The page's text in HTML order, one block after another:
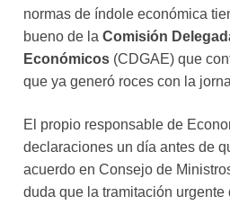
normas de índole económica
bueno de la Comisión
Económicos (CDGAE) que
que ya generó roces con la
El propio responsable de
declaraciones un día antes de
acuerdo en Consejo de
duda que la tramitación urgente